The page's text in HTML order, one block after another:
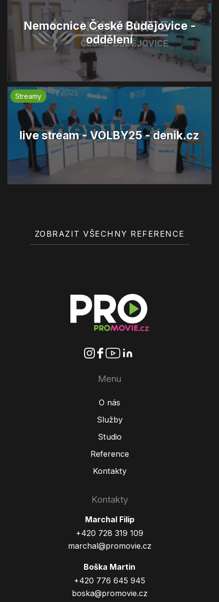
Nemocnice České Budějovice -
oddělení
Streamy
live stream - VOLBY25 - denik.cz
ZOBRAZIT VŠECHNY REFERENCE
Menu
O nás
Služby
Studio
Reference
Kontakty
Kontakty
Marchal Filip
+420 728 319 109
marchal@promovie.cz
Boška Martin
+420 776 645 945
boska@promovie.cz